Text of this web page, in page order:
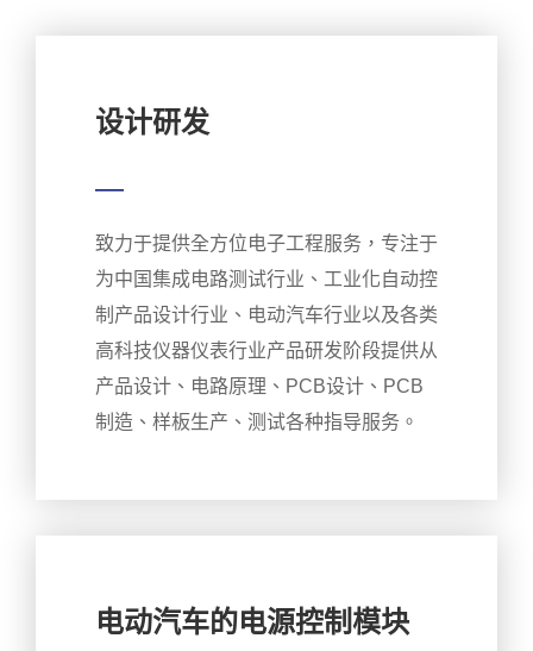
设计研发
—
致力于提供全方位电子工程服务，专注于
为中国集成电路测试行业、工业化自动控
制产品设计行业、电动汽车行业以及各类
高科技仪器仪表行业产品研发阶段提供从
产品设计、电路原理、PCB设计、PCB
制造、样板生产、测试各种指导服务。
电动汽车的电源控制模块